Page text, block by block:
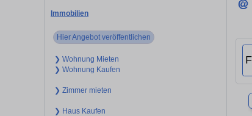
Immobilien
Hier Angebot veröffentlichen
❯ Wohnung Mieten
❯ Wohnung Kaufen
❯ Zimmer mieten
❯ Haus Kaufen